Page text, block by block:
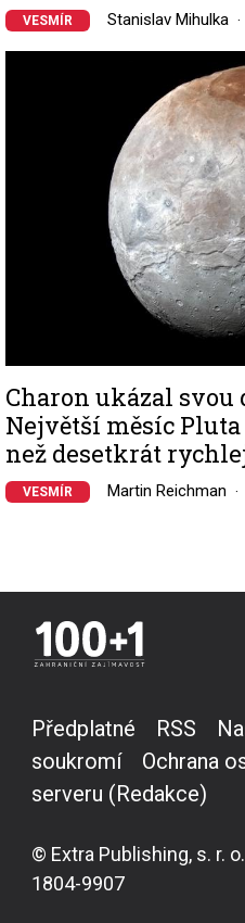
VESMÍR Stanislav Mihulka
Charon ukázal svou
Největší měsíc
než desetkrát
VESMÍR Martin Reichman
Předplatné RSS
soukromí
Ochrana
serveru (Redakce)
© Extra Publishing, s. r.
1804-9907